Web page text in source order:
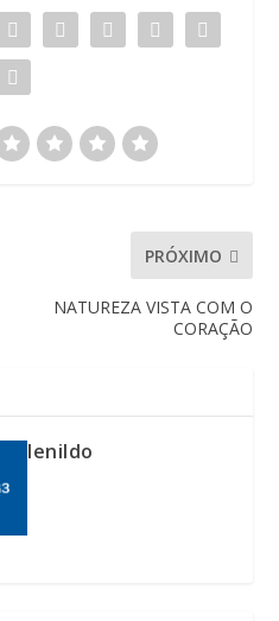
PRÓXIMO
NATUREZA VISTA COM O
CORAÇÃO
lenildo